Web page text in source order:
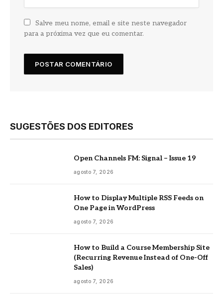
Salve meu nome, email e site neste navegador
para a próxima vez que eu comentar.
SUGESTÕES DOS EDITORES
Open Channels FM: Signal – Issue 19
agosto 7, 2026
How to Display Multiple RSS Feeds on
One Page in WordPress
agosto 7, 2026
How to Build a Course Membership Site
(Recurring Revenue Instead of One-Off
Sales)
agosto 7, 2026